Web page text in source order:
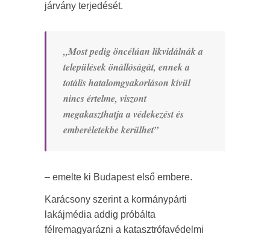
járvány terjedését.
„Most pedig öncélúan likvidálnák a
települések önállóságát, ennek a
totális hatalomgyakorláson kívül
nincs értelme, viszont
megakaszthatja a védekezést és
emberéletekbe kerülhet”
– emelte ki Budapest első embere.
Karácsony szerint a kormánypárti
lakájmédia addig próbálta
félremagyarázni a katasztrófavédelmi